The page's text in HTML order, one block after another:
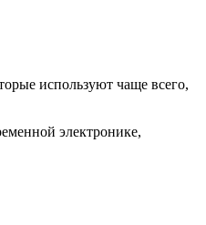
используют чаще всего,
электронике,